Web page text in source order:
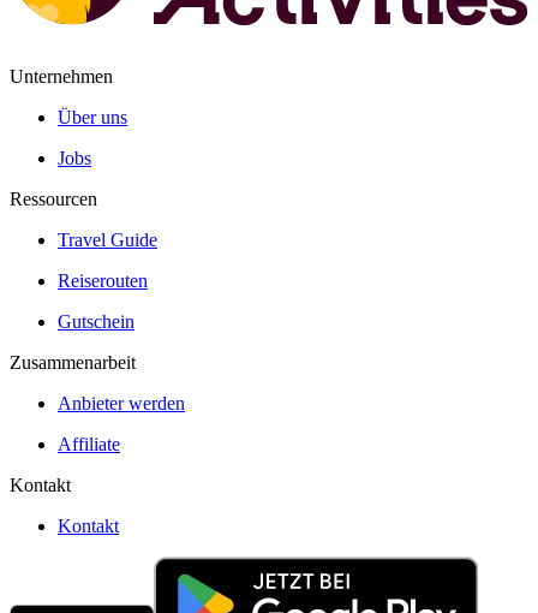
Unternehmen
Über uns
Jobs
Ressourcen
Travel Guide
Reiserouten
Gutschein
Zusammenarbeit
Anbieter werden
Affiliate
Kontakt
Kontakt